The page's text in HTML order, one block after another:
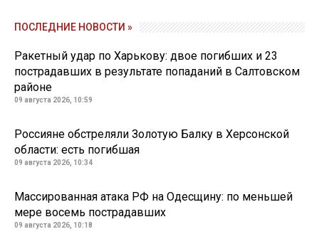
ПОСЛЕДНИЕ НОВОСТИ »
Ракетный удар по Харькову: двое погибших и 23
пострадавших в результате попаданий в Салтовском
районе
09 августа 2026, 10:59
Россияне обстреляли Золотую Балку в Херсонской
области: есть погибшая
09 августа 2026, 10:34
Массированная атака РФ на Одесщину: по меньшей
мере восемь пострадавших
09 августа 2026, 10:18